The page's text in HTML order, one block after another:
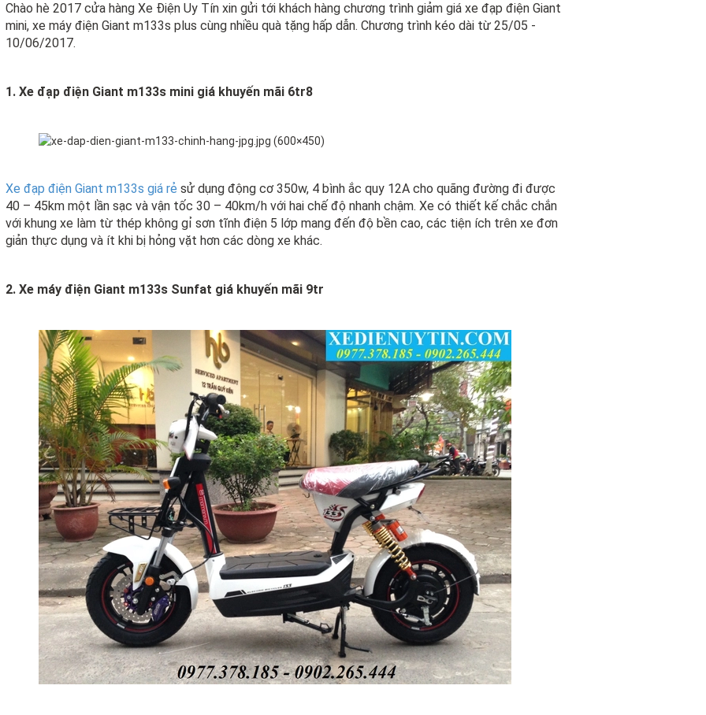
Chào hè 2017 cửa hàng Xe Điện Uy Tín xin gửi tới khách hàng chương trình giảm giá xe đạp điện Giant
mini, xe máy điện Giant m133s plus cùng nhiều quà tặng hấp dẫn. Chương trình kéo dài từ 25/05 -
10/06/2017.
1. Xe đạp điện Giant m133s mini giá khuyến mãi 6tr8
Xe đạp điện Giant m133s giá rẻ sử dụng động cơ 350w, 4 bình ắc quy 12A cho quãng đường đi được
40 – 45km một lần sạc và vận tốc 30 – 40km/h với hai chế độ nhanh chậm. Xe có thiết kế chắc chắn
với khung xe làm từ thép không gỉ sơn tĩnh điện 5 lớp mang đến độ bền cao, các tiện ích trên xe đơn
giản thực dụng và ít khi bị hỏng vặt hơn các dòng xe khác.
2. Xe máy điện Giant m133s Sunfat giá khuyến mãi 9tr